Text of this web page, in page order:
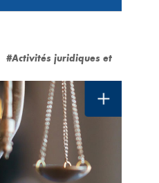
#Activités juridiques et